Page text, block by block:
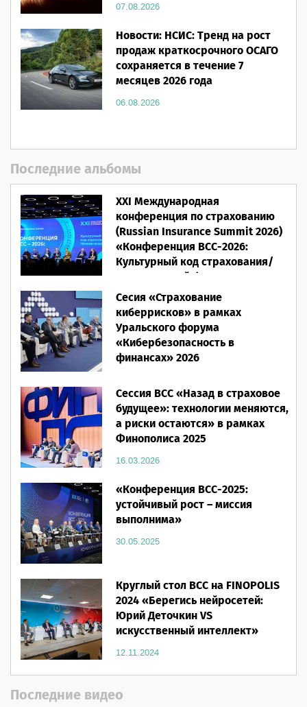
07.08.2026
Новости: НСИС: Тренд на рост
продаж краткосрочного ОСАГО
сохраняется в течение 7
месяцев 2026 года
06.08.2026
Последние альбомы
XXI Международная
конференция по страхованию
(Russian Insurance Summit 2026)
«Конференция ВСС-2026:
Культурный код страхования/
Человеческий фактор»
28.05.2026
Сесия «Страхование
киберрисков» в рамках
Уральского форума
«Кибербезопасность в
финансах» 2026
Сессия ВСС «Назад в страховое
будущее»: технологии меняются,
а риски остаются» в рамках
Финополиса 2025
16.03.2026
«Конференция ВСС-2025:
устойчивый рост – миссия
выполнима»
30.05.2025
Круглый стол ВСС на FINOPOLIS
2024 «Берегись нейросетей:
Юрий Деточкин VS
искусственный интеллект»
12.11.2024
Последние видео